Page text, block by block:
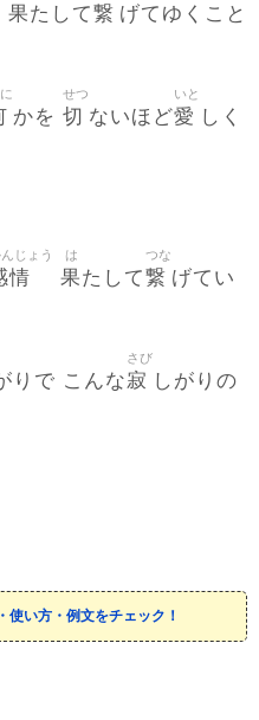
果たして繋 げてゆくこと
かを 切
せつ
ないほど愛
いと
しく
情
じょう
果
は
たして繋
つな
げてい
りで こんな寂
さび
しがりの
使い方・例文をチェック！